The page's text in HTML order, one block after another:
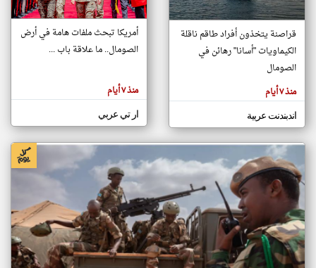
تغيير الدولة
اخبار الصومال على مدار الساعة
أهم اخبار الصومال العاجلة والمباشرة
المقالات
هنا عن
وجهة
كاتبيها.
قراصنة يتخذون أفراد طاقم ناقلة
الكيماويات "أسانا" رهائن في
الصومال
منذ ٧ أيام
اندبندنت عربية
أمريكا تبحث ملفات هامة في أرض
الصومال.. ما علاقة باب ...
منذ ٧ أيام
ار تي عربي
klyoum.com